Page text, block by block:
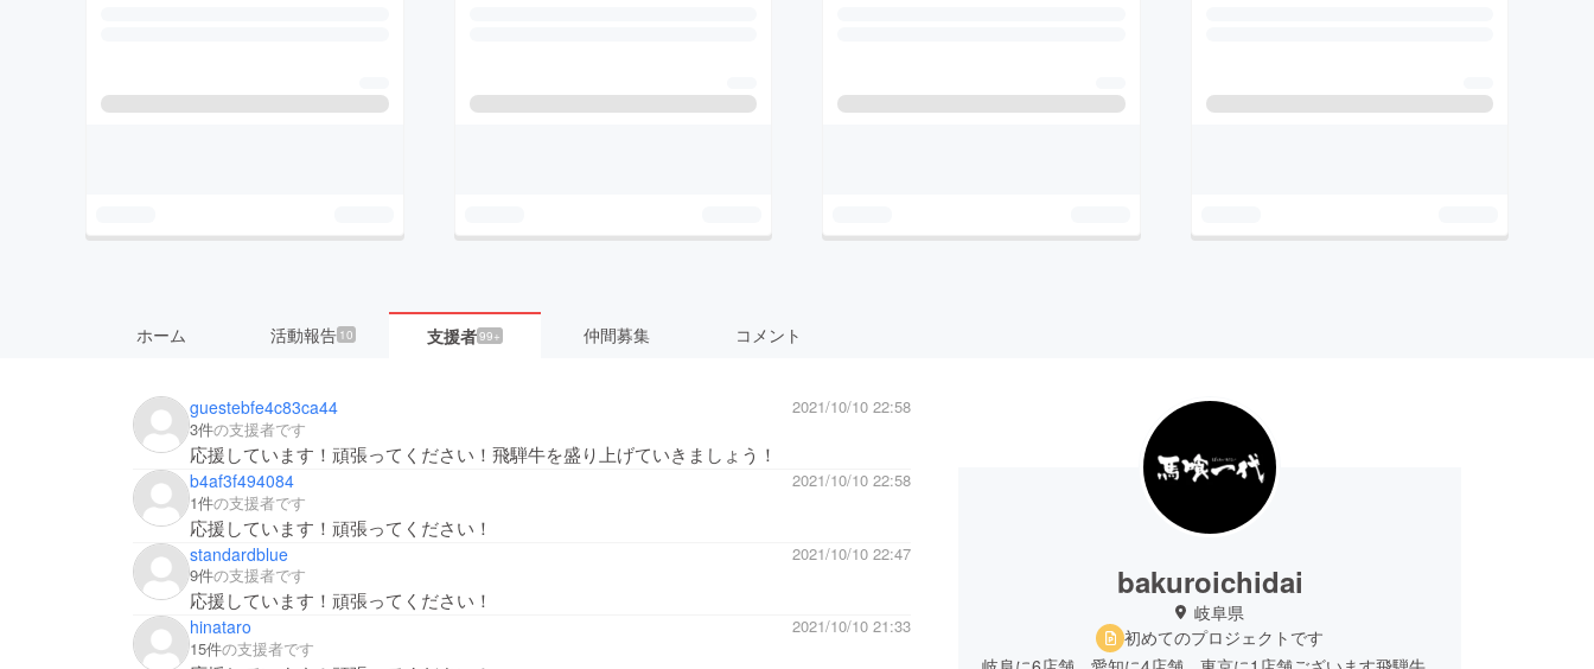
ホーム 活動報告 10 支援者99+ 仲間募集 コメント
guestebfe4c83ca44
2021/10/10 22:58
3件の支援者です
応援しています！頑張ってください！飛騨牛を盛り上げていきましょう！
b4af3f494084
2021/10/10 22:58
1件の支援者です
応援しています！頑張ってください！
standardblue
2021/10/10 22:47
9件の支援者です
応援しています！頑張ってください！
hinataro
2021/10/10 21:33
15件の支援者です
bakuroichidai
岐阜県
初めてのプロジェクトです